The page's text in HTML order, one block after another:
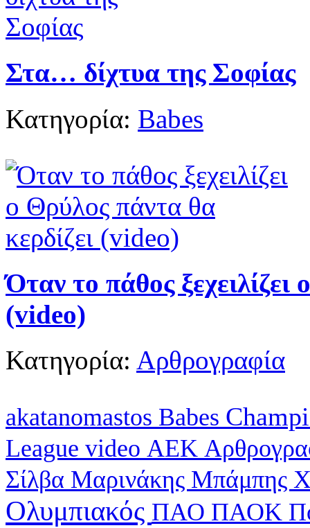
Στα… δίχτυα της Σοφίας
Κατηγορία: Babes
Όταν το πάθος
(video)
Κατηγορία: Αρθρογραφία
akatanomastos Babes
League video ΑΕΚ
Σίλβα Μαρινάκης Μπάμπης
Ολυμπιακός ΠΑΟ ΠΑΟΚ